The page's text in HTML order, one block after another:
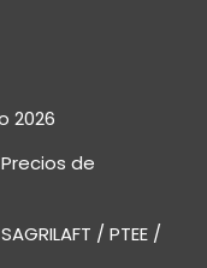
2026
de
/ PTEE /